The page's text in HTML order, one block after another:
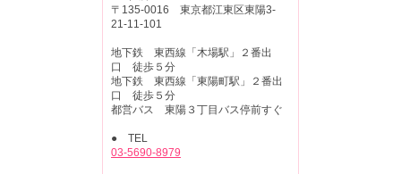
〒135-0016 東京都江東区東陽3-
21-11-101
地下鉄 東西線「木場駅」２番出
口 徒歩５分
地下鉄 東西線「東陽町駅」２番出
口 徒歩５分
都営バス 東陽３丁目バス停前すぐ
● TEL
03-5690-8979